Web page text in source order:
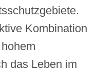
Kombination
das Leben im